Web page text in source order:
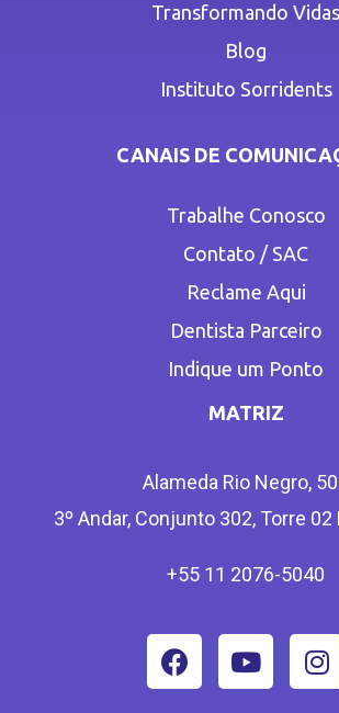
Transformando Vidas
Blog
Instituto Sorridents
CANAIS DE
Trabalhe Conosco
Contato / SAC
Reclame Aqui
Dentista Parceiro
Indique um Ponto
MATRIZ
Alameda Rio Negro,
3º Andar, Conjunto 302, Torre 02
+55 11 2076-5040